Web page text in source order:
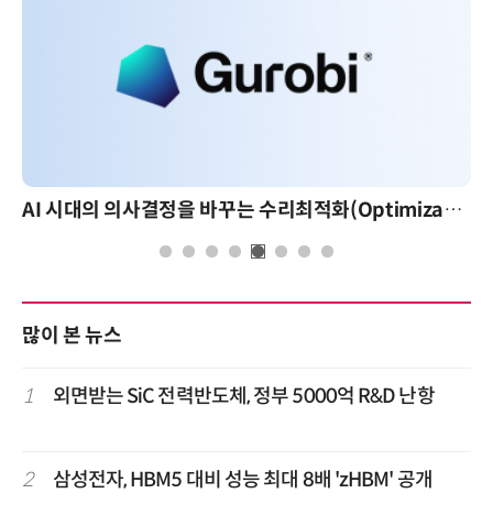
AI 시대의 의사결정을 바꾸는 수리최적화(Optimization): 실제 산업 적용 사례와 활용 전략
많이 본 뉴스
1 외면받는 SiC 전력반도체, 정부 5000억 R&D 난항
2 삼성전자, HBM5 대비 성능 최대 8배 'zHBM' 공개